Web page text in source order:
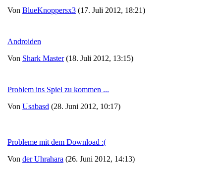
Von BlueKnoppersx3 (17. Juli 2012, 18:21)
Androiden
Von Shark Master(18. Juli 2012, 13:15)
Problem ins Spiel zu kommen ...
Von Usabasd (28. Juni 2012, 10:17)
Probleme mit dem Download :(
Von der Uhrahara (26. Juni 2012, 14:13)